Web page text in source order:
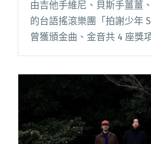
由吉他手維尼、貝斯手薑薑
的台語搖滾樂團「拍謝少年
曾獲頒金曲、金音共 4 座獎
距離專閱讀全文 "拍謝少年
山盟海誓」邀debloop、
DEW、五五身擔任嘉賓"